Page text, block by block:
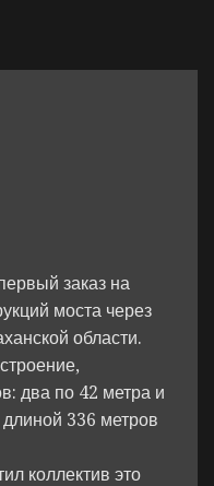
заказ на
моста через
области.
два по 42 метра и
336 метров
коллектив это